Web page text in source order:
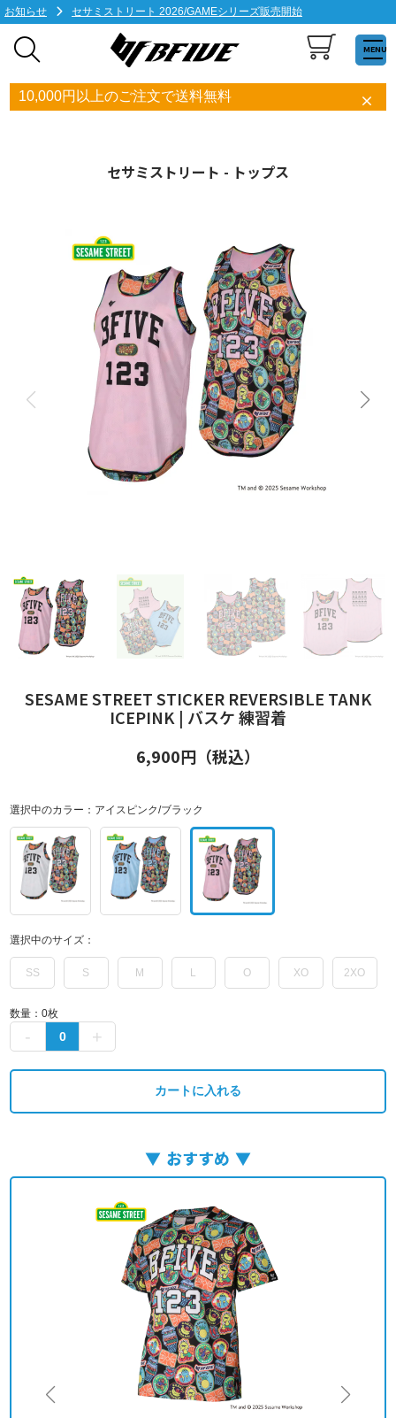
お知らせ セサミストリート 2026/GAMEシリーズ販売開始
MENU
10,000円以上のご注文で送料無料
セサミストリート - トップス
SESAME STREET STICKER REVERSIBLE TANK
ICEPINK | バスケ 練習着
6,900円（税込）
選択中のカラー： アイスピンク/ブラック
選択中のサイズ：
SS S M L O XO 2XO
数量：0枚
カートに入れる
おすすめ